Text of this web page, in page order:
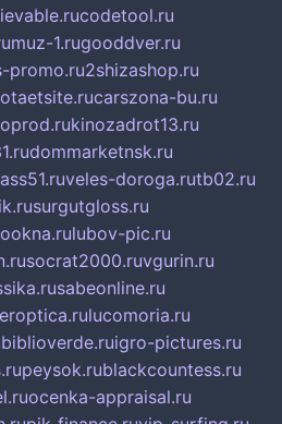
codetool.ru
muz-1.rugooddver.ru
promo.ru2shizashop.ru
carszona-bu.ru
kinozadrot13.ru
dommarketnsk.ru
veles-doroga.rutb02.ru
surgutgloss.ru
lubov-pic.ru
socrat2000.ruvgurin.ru
sabeonline.ru
lucomoria.ru
biblioverde.ruigro-pictures.ru
peysok.rublackcountess.ru
ocenka-appraisal.ru